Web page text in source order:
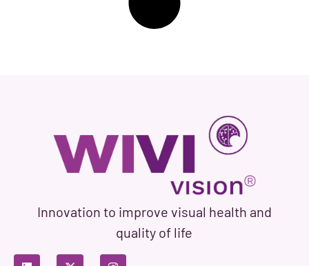
Innovation to improve visual health and
quality of life